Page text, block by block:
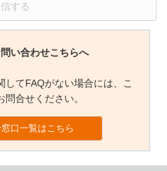
する
い合わせこちらへ
てFAQがない場合には、こ
問合せください。
口一覧はこちら